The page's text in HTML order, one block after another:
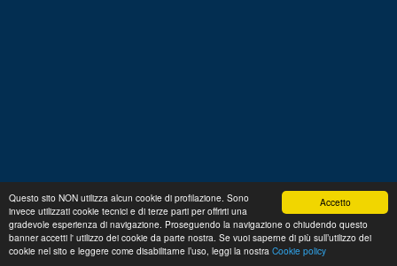
Accetto
Questo sito NON utilizza alcun cookie di profilazione. Sono
invece utilizzati cookie tecnici e di terze parti per offrirti una
gradevole esperienza di navigazione. Proseguendo la navigazione o chiudendo questo
banner accetti l' utilizzo dei cookie da parte nostra. Se vuoi saperne di più sull’utilizzo dei
cookie nel sito e leggere come disabilitarne l’uso, leggi la nostra Cookie policy
Regolamento Privacy Domande frequenti
Cookie
policy
p. iva 13356630155
Copyright © 2026 Advance S.r.L.